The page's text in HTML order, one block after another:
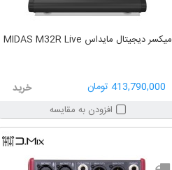
میکسر دیجیتال مایداس MIDAS M32R Live
413,790,000 تومان خرید
افزودن به مقایسه